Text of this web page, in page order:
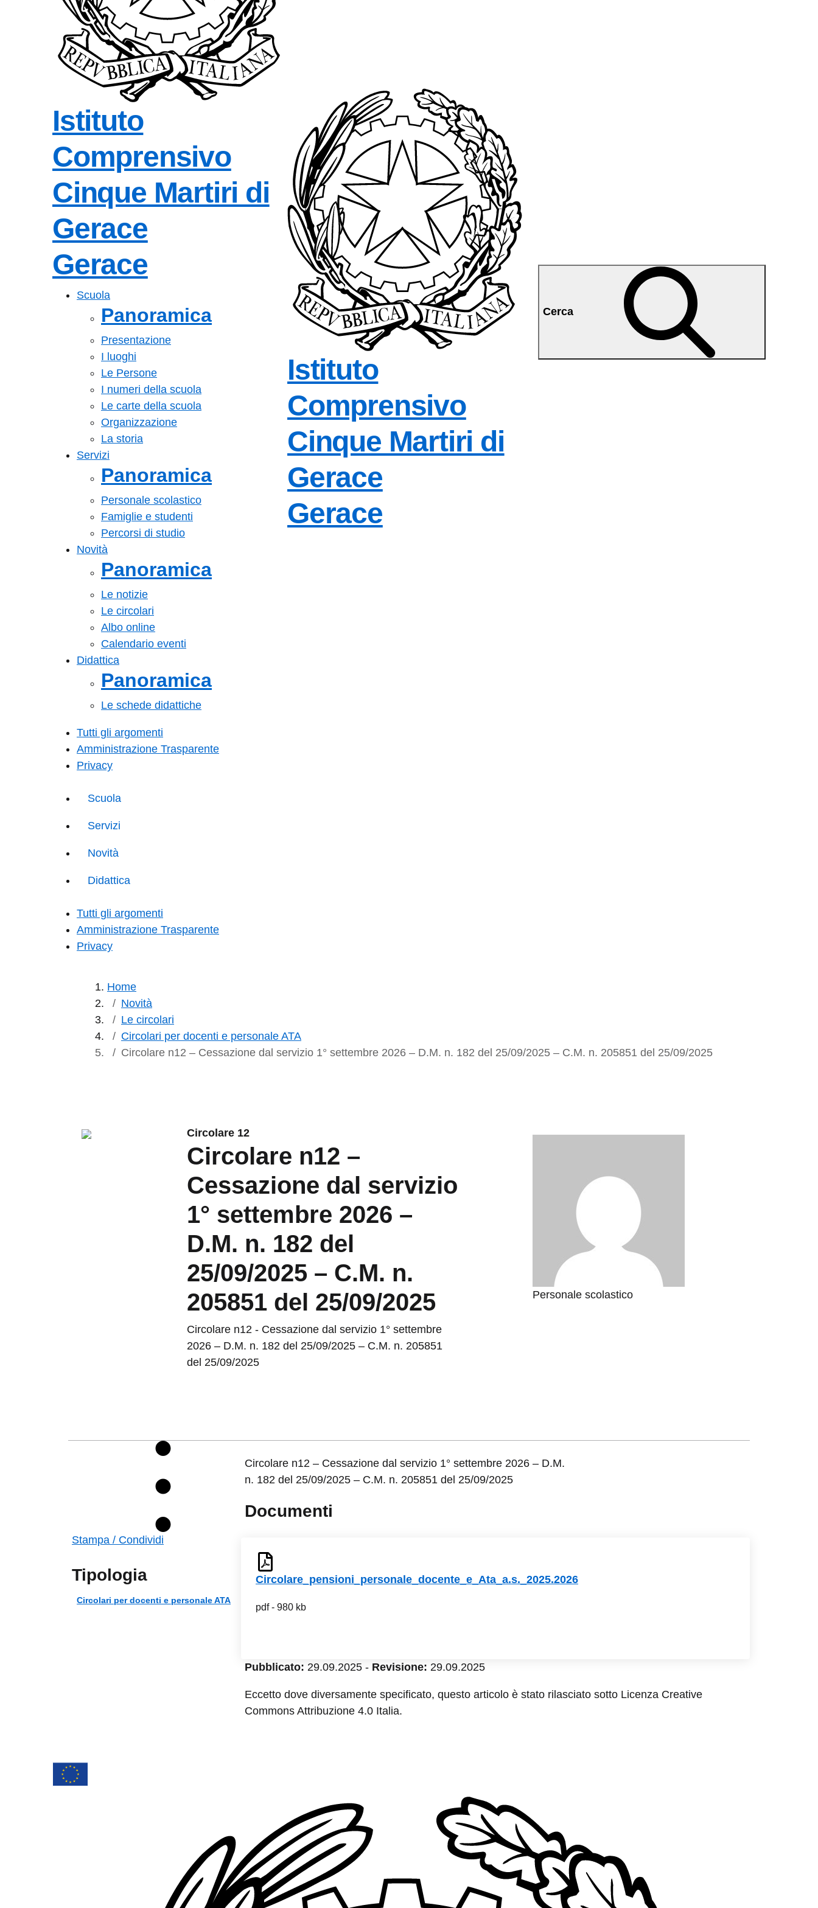
Istituto
Comprensivo
Cinque Martiri di
Gerace
Gerace
— Visita la pagina iniziale della scuola
Scuola
Panoramica
Presentazione
I luoghi
Le Persone
I numeri della scuola
Le carte della scuola
Organizzazione
La storia
Servizi
Panoramica
Personale scolastico
Famiglie e studenti
Percorsi di studio
Novità
Panoramica
Le notizie
Le circolari
Albo online
Calendario eventi
Didattica
Panoramica
Le schede didattiche
Tutti gli argomenti
Amministrazione Trasparente
Privacy
Istituto
Comprensivo
Cinque Martiri di
Gerace
Gerace
Cerca
Scuola
Servizi
Novità
Didattica
Tutti gli argomenti
Amministrazione Trasparente
Privacy
Home
Novità
Le circolari
Circolari per docenti e personale ATA
Circolare n12 – Cessazione dal servizio 1° settembre 2026 – D.M. n. 182 del 25/09/2025 – C.M. n. 205851 del 25/09/2025
Circolare 12
Circolare n12 –
Cessazione dal servizio
1° settembre 2026 –
D.M. n. 182 del
25/09/2025 – C.M. n.
205851 del 25/09/2025
Circolare n12 - Cessazione dal servizio 1° settembre
2026 – D.M. n. 182 del 25/09/2025 – C.M. n. 205851
del 25/09/2025
Personale scolastico
Circolare n12 – Cessazione dal servizio 1° settembre 2026 – D.M.
n. 182 del 25/09/2025 – C.M. n. 205851 del 25/09/2025
Documenti
Circolare_pensioni_personale_docente_e_Ata_a.s._2025.2026
pdf - 980 kb
Pubblicato: 29.09.2025 - Revisione: 29.09.2025
Eccetto dove diversamente specificato, questo articolo è stato rilasciato sotto Licenza Creative
Commons Attribuzione 4.0 Italia.
Stampa / Condividi
Tipologia
Circolari per docenti e personale ATA